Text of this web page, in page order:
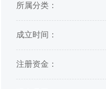
所属分类：
成立时间：
注册资金：